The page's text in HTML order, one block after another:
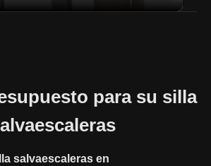
para su silla
salvaescaleras en